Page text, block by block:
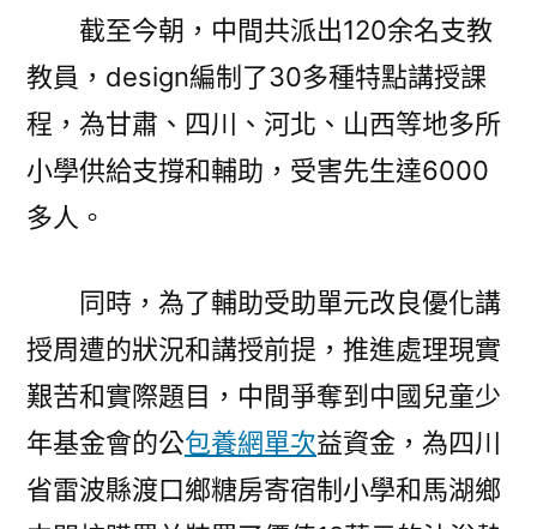
截至今朝，中間共派出120余名支教
教員，design編制了30多種特點講授課
程，為甘肅、四川、河北、山西等地多所
小學供給支撐和輔助，受害先生達6000
多人。
同時，為了輔助受助單元改良優化講
授周遭的狀況和講授前提，推進處理現實
艱苦和實際題目，中間爭奪到中國兒童少
年基金會的公包養網單次益資金，為四川
省雷波縣渡口鄉糖房寄宿制小學和馬湖鄉